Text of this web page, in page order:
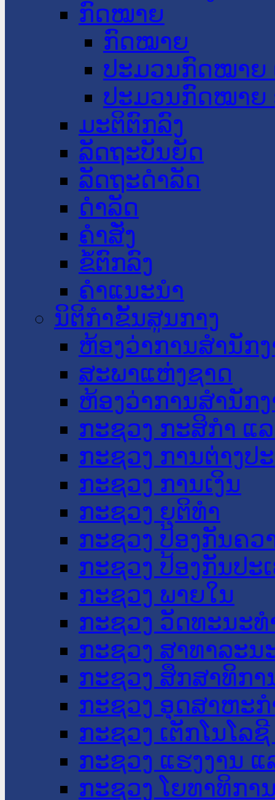
ກົດໝາຍ
ກົດໝາຍ
ປະມວນກົດໝາຍ
ປະມວນກົດໝາຍ
ມະຕິຕົກລົງ
ລັດຖະບັນຍັດ
ລັດຖະດໍາລັດ
ດໍາລັດ
ຄໍາສັ່ງ
ຂໍ້ຕົກລົງ
ຄໍາແນະນໍາ
ນິຕິກໍາຂັ້ນສູນກາງ
ຫ້ອງວ່າການສໍານັກ
ສະພາແຫ່ງຊາດ
ຫ້ອງວ່າການສຳນັກ
ກະຊວງ ກະສິກຳ ແ
ກະຊວງ ການຕ່າງປ
ກະຊວງ ການເງິນ
ກະຊວງ ຍຸຕິທໍາ
ກະຊວງ ປ້ອງກັນຄວ
ກະຊວງ ປ້ອງກັນປະ
ກະຊວງ ພາຍໃນ
ກະຊວງ ວັດທະນະ
ກະຊວງ ສາທາລະນ
ກະຊວງ ສຶກສາທິກາ
ກະຊວງ ອຸດສາຫະ
ກະຊວງ ເຕັກໂນໂລ
ກະຊວງ ແຮງງານ
ກະຊວງ ໂຍທາທິກາ